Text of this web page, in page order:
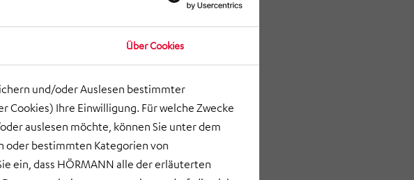
Über Cookies
und/oder Auslesen bestimmter
Cookies) Ihre Einwilligung. Für welche Zwecke
auslesen möchte, können Sie unter dem
oder bestimmten Kategorien von
ein, dass HÖRMANN alle der erläuterten
HiLIS konzipieren und
leistungsfähige